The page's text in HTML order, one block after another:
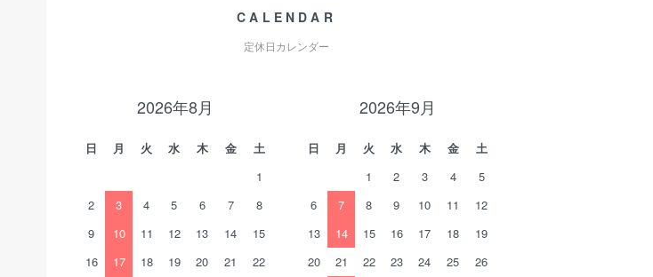
CALENDAR
定休日カレンダー
2026年8月
日 月 火 水 木 金
土
1
2
3 4 5 6 7
8
9
10 11 12 13 14
15
16
17 18 19 20 21
22
2026年9月
日 月 火 水 木 金
土
1
2 3 4
5
6
7 8 9 10 11
12
13
14 15 16 17 18
19
20
21 22 23 24 25
26